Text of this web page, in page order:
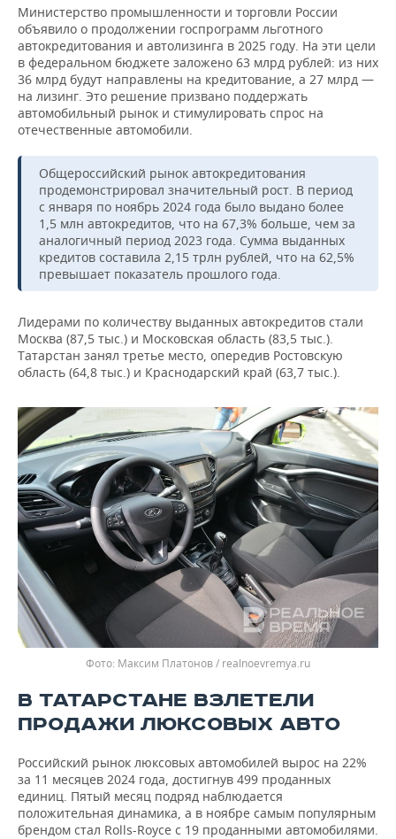
Министерство промышленности и торговли России
объявило о продолжении госпрограмм льготного
автокредитования и автолизинга в 2025 году. На эти цели
в федеральном бюджете заложено 63 млрд рублей: из них
36 млрд будут направлены на кредитование, а 27 млрд —
на лизинг. Это решение призвано поддержать
автомобильный рынок и стимулировать спрос на
отечественные автомобили.
Общероссийский рынок автокредитования
продемонстрировал значительный рост. В период
с января по ноябрь 2024 года было выдано более
1,5 млн автокредитов, что на 67,3% больше, чем за
аналогичный период 2023 года. Сумма выданных
кредитов составила 2,15 трлн рублей, что на 62,5%
превышает показатель прошлого года.
Лидерами по количеству выданных автокредитов стали
Москва (87,5 тыс.) и Московская область (83,5 тыс.).
Татарстан занял третье место, опередив Ростовскую
область (64,8 тыс.) и Краснодарский край (63,7 тыс.).
Максим Платонов / realnoevremya.ru
В ТАТАРСТАНЕ ВЗЛЕТЕЛИ
ПРОДАЖИ ЛЮКСОВЫХ АВТО
Российский рынок люксовых автомобилей вырос на 22%
за 11 месяцев 2024 года, достигнув 499 проданных
единиц. Пятый месяц подряд наблюдается
положительная динамика, а в ноябре самым популярным
брендом стал Rolls-Royce с 19 проданными автомобилями.